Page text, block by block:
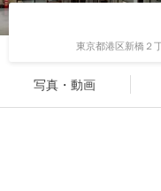
東京都港区新橋２
写真・動画